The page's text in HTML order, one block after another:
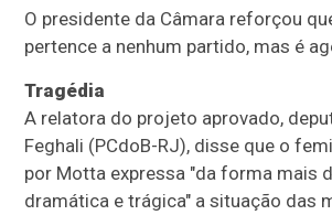
O presidente da Câmara reforçou
pertence a nenhum partido, mas é
Tragédia
A relatora do projeto aprovado,
Feghali (PCdoB-RJ), disse que o
por Motta expressa "da forma mais
dramática e trágica" a situação das